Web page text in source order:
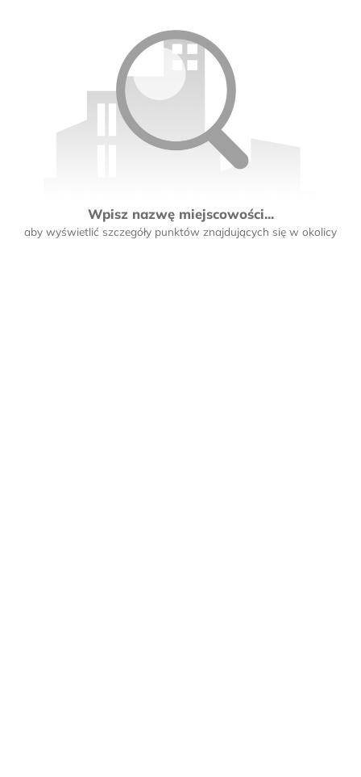
Wpisz nazwę miejscowości...
aby wyświetlić szczegóły punktów znajdujących się w okolicy